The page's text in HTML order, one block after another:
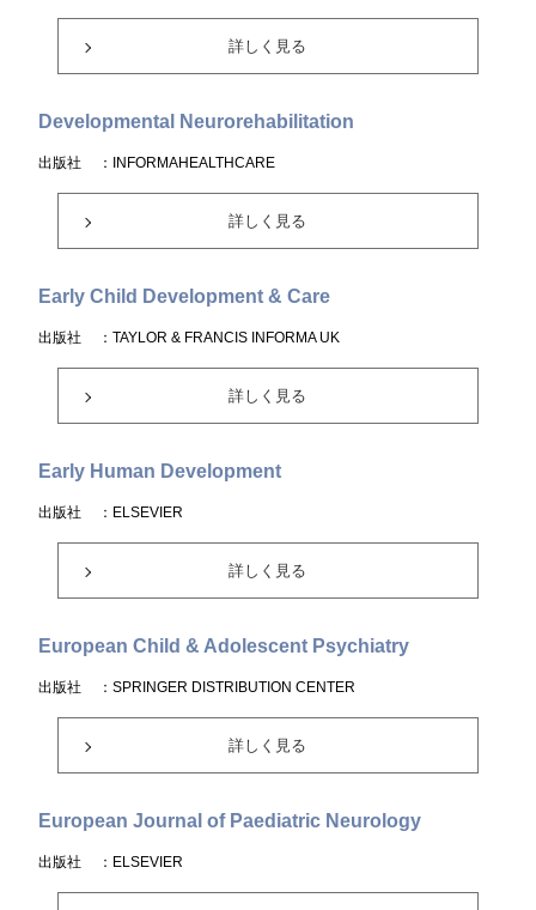
詳しく見る
Developmental Neurorehabilitation
出版社 ：INFORMAHEALTHCARE
詳しく見る
Early Child Development & Care
出版社 ：TAYLOR & FRANCIS INFORMA UK
詳しく見る
Early Human Development
出版社 ：ELSEVIER
詳しく見る
European Child & Adolescent Psychiatry
出版社 ：SPRINGER DISTRIBUTION CENTER
詳しく見る
European Journal of Paediatric Neurology
出版社 ：ELSEVIER